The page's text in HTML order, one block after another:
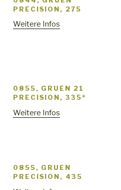
PRECISION, 275
Weitere Infos
0855, GRUEN 21
PRECISION, 335*
Weitere Infos
0855, GRUEN
PRECISION, 435